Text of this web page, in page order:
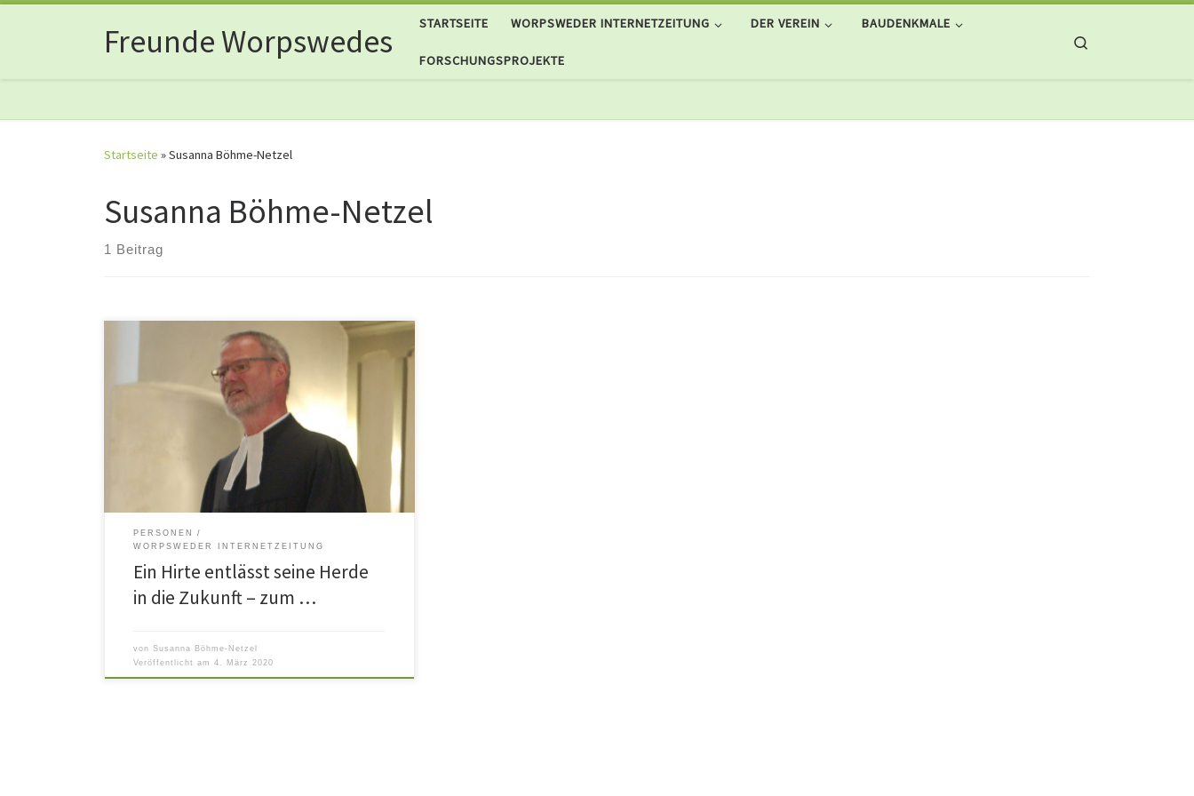
Freunde Worpswedes STARTSEITE WORPSWEDER INTERNETZEITUNG DER VEREIN BAUDENKMALE
FORSCHUNGSPROJEKTE
Startseite »Susanna Böhme-Netzel
Susanna Böhme-Netzel
1 Beitrag
Als Pastor Liedtke im August 2010 sein neues Amt
antrat, eröffnete sich ihm ein Künstlerdorf mit
malerischem Ortsbild, jedoch hinter den Kulissen
brodelte es in der Gemeinde, eine Situation, die sich
damals ins Absurde hochgeschaukelt hatte. Dies ging
sogar durch die regionale Presse. In dieser Situation
wurde dringend ein Schlichter benötigt, […]
PERSONEN
WORPSWEDER INTERNETZEITUNG
Ein Hirte entlässt seine Herde
in die Zukunft – zum …
vonSusanna Böhme-Netzel
Veröffentlicht am4. März 2020